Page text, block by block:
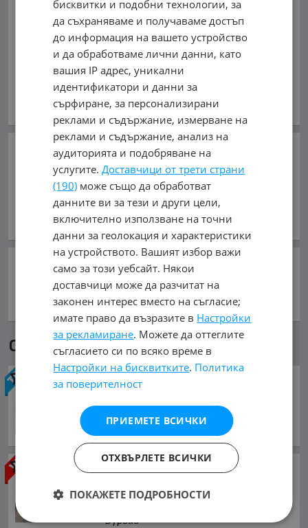
0899036258
обл. Бургас, гр. Бургас
В mobile.bgот 15.06.2017г.
Виж всички обяви на дилъра
Добави в Бележника
Копирай линка
Съобщи за нередност
Сподели:
Още обяви в mobile.bg
Гуми
174 лв.
Бургас
93.06 €
182 лв.
Бургас
бисквитки и подобни технологии, за
да съхраняваме и получаваме достъп
до информация на вашето устройство
и да обработваме лични данни, като
вашия IP адрес, уникални
идентификатори и данни за
сърфиране, за персонализирани
реклами и съдържание, измерване на
реклами и съдържание, анализ на
аудиторията и подобряване на
услугите.Доставчици от трети страни
(190) може също да обработват
данните ви за тези и други цели,
включително използване на точни
данни за геолокация и характеристики
на устройството. Вашият избор важи
само за този уебсайт. Някои
доставчици може да разчитат на
законен интерес вместо на съгласие;
имате право да възразите в Настройки
за рекламиране. Можете да оттеглите
съгласието си по всяко време в
Настройки на бисквитките. Политика
за поверителност
ПРИЕМЕТЕ ВСИЧКИ
ОТХВЪРЛЕТЕ ВСИЧКИ
ПОКАЖЕТЕ ПОДРОБНОСТИ